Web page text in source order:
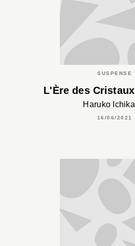
SUSPENSE
L'Ère des
Haruko
16/06/2021